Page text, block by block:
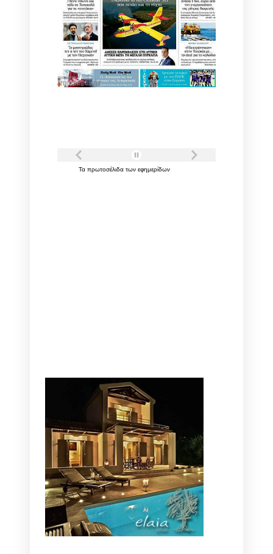
Τα πρωτοσέλιδα των εφημερίδων